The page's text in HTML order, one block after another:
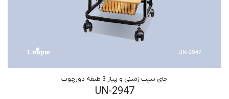
جای سیب زمینی و پیاز 3 طبقه دورچوب
UN-2947